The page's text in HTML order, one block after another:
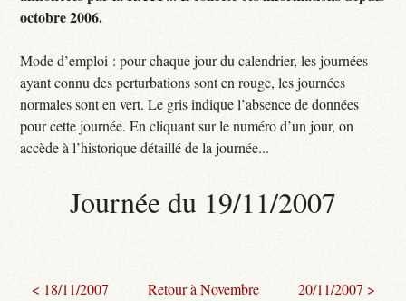
octobre 2006.
Mode d’emploi : pour chaque jour du calendrier, les journées
ayant connu des perturbations sont en rouge, les journées
normales sont en vert. Le gris indique l’absence de données
pour cette journée. En cliquant sur le numéro d’un jour, on
accède à l’historique détaillé de la journée...
Journée du 19/11/2007
< 18/11/2007
Retour à Novembre
20/11/2007 >